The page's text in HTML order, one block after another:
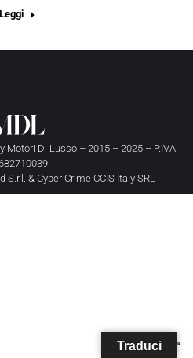
Leggi
Motori Di Lusso– 2015 – 2025 – P.IVA
S.r.l. & Cyber Crime CCIS Italy SRL
Traduci